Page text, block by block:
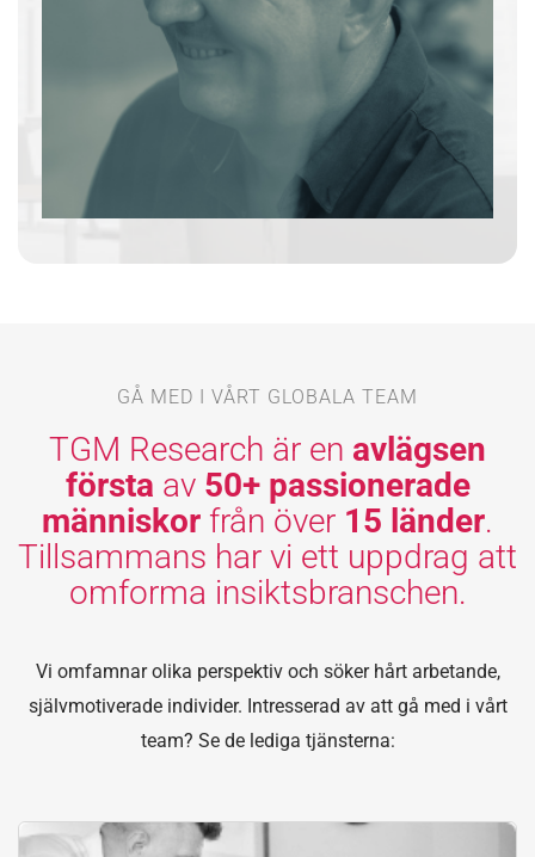
GÅ MED I VÅRT GLOBALA TEAM
TGM Research är en avlägsen
första av 50+ passionerade
människor från över 15 länder.
Tillsammans har vi ett uppdrag att
omforma insiktsbranschen.
Vi omfamnar olika perspektiv och söker hårt arbetande,
självmotiverade individer. Intresserad av att gå med i vårt
team? Se de lediga tjänsterna: